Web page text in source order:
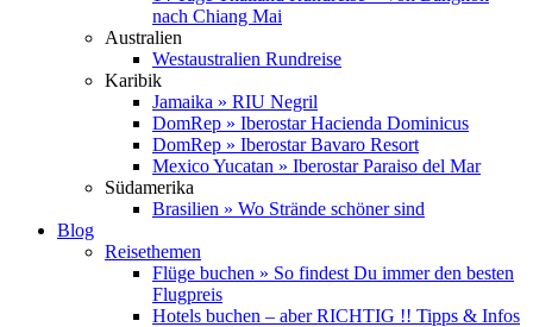
nach Chiang Mai
Australien
Westaustralien Rundreise
Karibik
Jamaika » RIU Negril
DomRep » Iberostar Hacienda Dominicus
DomRep » Iberostar Bavaro Resort
Mexico Yucatan » Iberostar Paraiso del Mar
Südamerika
Brasilien » Wo Strände schöner sind
Blog
Reisethemen
Flüge buchen » So findest Du immer den besten
Flugpreis
Hotels buchen – aber RICHTIG !! Tipps & Infos